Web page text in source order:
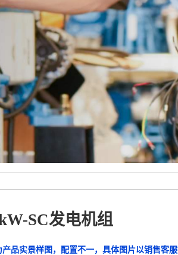
SC发电机组
品实景样图，配置不一，具体图片以销售客